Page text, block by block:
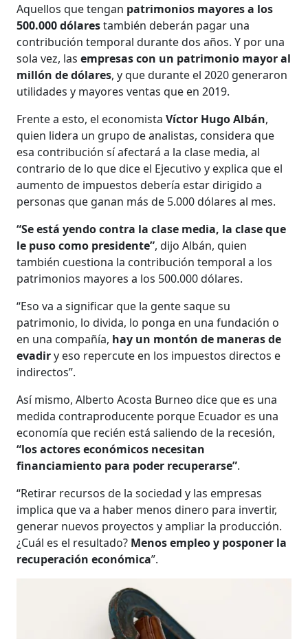
Aquellos que tengan patrimonios mayores a los
500.000 dólarestambién deberán pagar una
contribución temporal durante dos años. Y por una
sola vez, lasempresas con un patrimonio mayor al
millón de dólares, y que durante el 2020 generaron
utilidades y mayores ventas que en 2019.
Frente a esto, el economistaVíctor Hugo Albán,
quien lidera un grupo de analistas, considera que
esa contribución sí afectará a la clase media, al
contrario de lo que dice el Ejecutivo y explica que el
aumento de impuestos debería estar dirigido a
personas que ganan más de 5.000 dólares al mes.
“Se está yendo contra la clase media, la clase que
le puso como presidente”, dijo Albán, quien
también cuestiona la contribución temporal a los
patrimonios mayores a los 500.000 dólares.
“Eso va a significar que la gente saque su
patrimonio, lo divida, lo ponga en una fundación o
en una compañía, hay un montón de maneras de
evadiry eso repercute en los impuestos directos e
indirectos”.
Así mismo, Alberto Acosta Burneo dice que es una
medida contraproducente porque Ecuador es una
economía que recién está saliendo de la recesión,
“los actores económicos necesitan
financiamiento para poder recuperarse”.
“Retirar recursos de la sociedad y las empresas
implica que va a haber menos dinero para invertir,
generar nuevos proyectos y ampliar la producción.
¿Cuál es el resultado? Menos empleo y posponer la
recuperación económica”.